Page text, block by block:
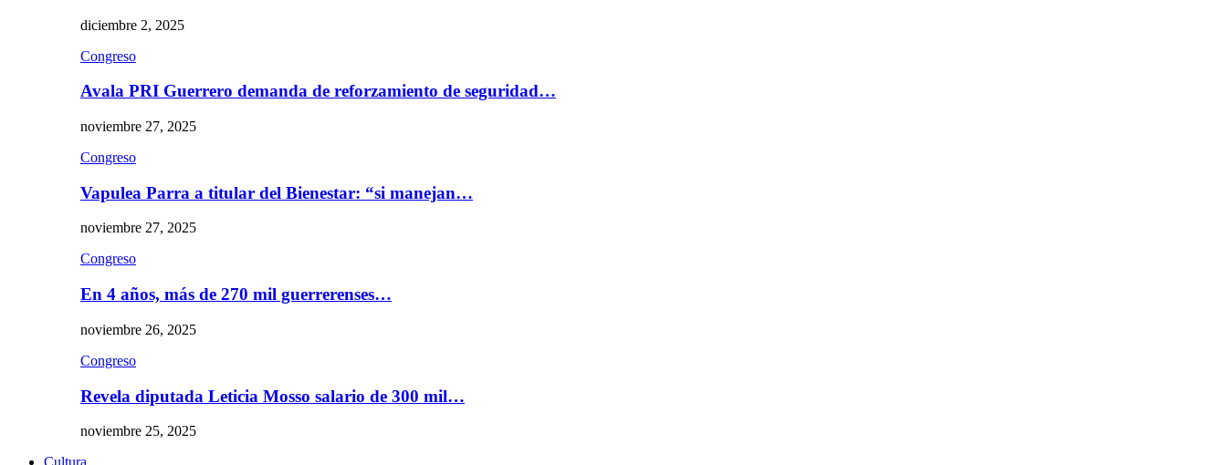
diciembre 2, 2025
Congreso
Avala PRI Guerrero demanda de reforzamiento de seguridad…
noviembre 27, 2025
Congreso
Vapulea Parra a titular del Bienestar: “si manejan…
noviembre 27, 2025
Congreso
En 4 años, más de 270 mil guerrerenses…
noviembre 26, 2025
Congreso
Revela diputada Leticia Mosso salario de 300 mil…
noviembre 25, 2025